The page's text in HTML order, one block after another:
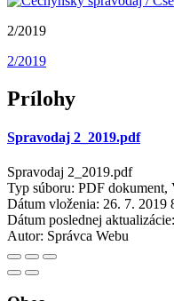
2/2019
2/2019
Prílohy
Spravodaj 2_2019.pdf
Spravodaj 2_2019.pdf
Typ súboru: PDF
Dátum vloženia: 26. 7. 2019
Dátum poslednej aktualizácie:
Autor: Správca Webu